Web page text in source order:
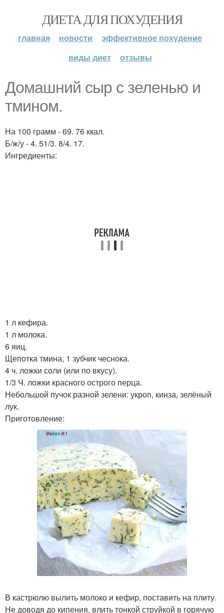
ДИЕТА ДЛЯ ПОХУДЕНИЯ
главная новости
эффективное похудение
виды диет
отзывы
Домашний сыр с зеленью и
тмином.
На 100 грамм - 69. 76 ккал.
Б/ж/у - 4. 51/3. 8/4. 17.
Ингредиенты:
1 л кефира.
1 л молока.
6 яиц.
Щепотка тмина, 1 зубчик чеснока.
4 ч. ложки соли (или по вкусу).
1/3 Ч. ложки красного острого перца.
Небольшой пучок разной зелени: укроп, кинза, зелёный
лук.
Приготовление:
В кастрюлю вылить молоко и кефир, поставить на плиту.
Не доводя до кипения, влить тонкой струйкой в горячую